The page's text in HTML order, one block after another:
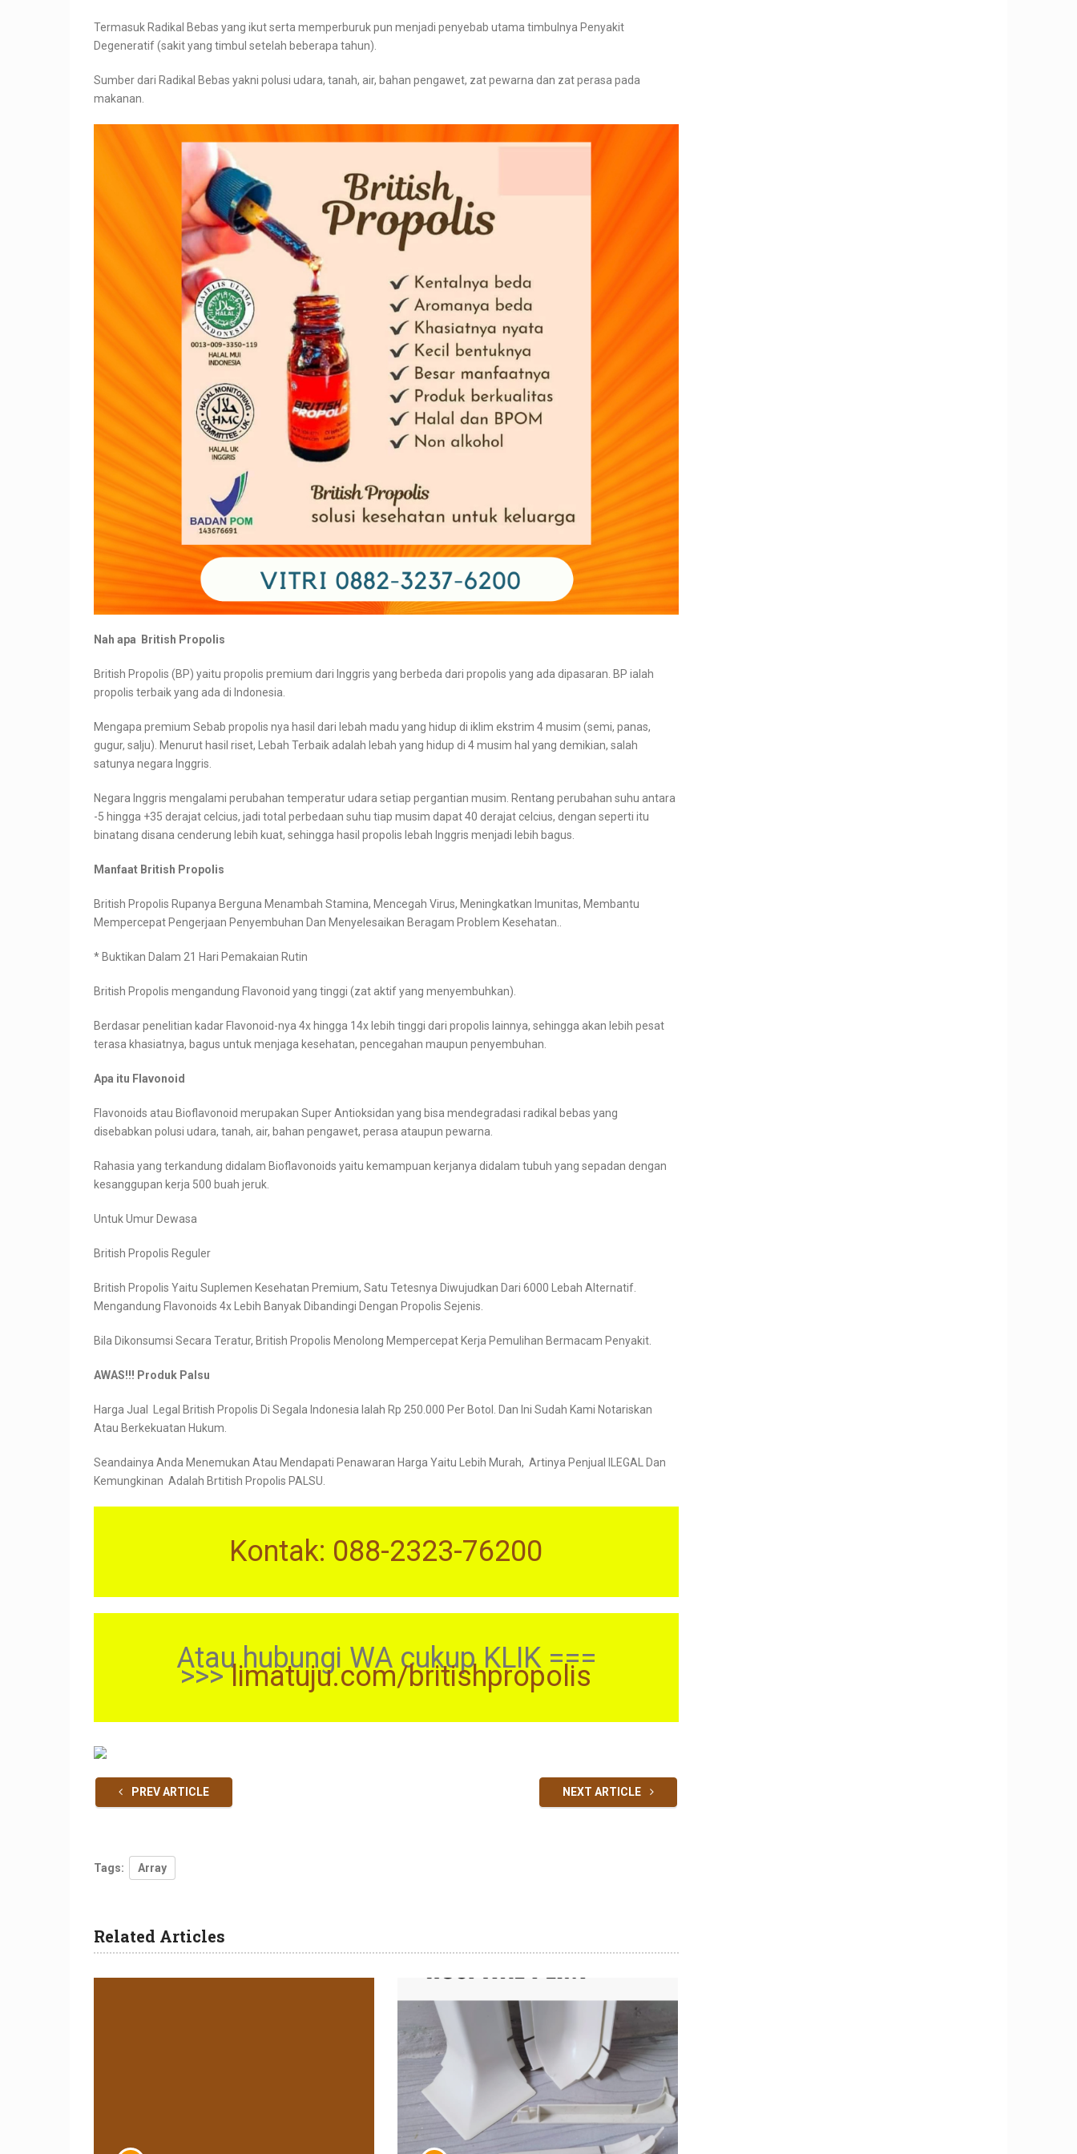
Termasuk Radikal Bebas yang ikut serta memperburuk pun menjadi penyebab utama timbulnya Penyakit
Degeneratif (sakit yang timbul setelah beberapa tahun).
Sumber dari Radikal Bebas yakni polusi udara, tanah, air, bahan pengawet, zat pewarna dan zat perasa pada
makanan.
Nah apa British Propolis
British Propolis (BP) yaitu propolis premium dari Inggris yang berbeda dari propolis yang ada dipasaran. BP ialah
propolis terbaik yang ada di Indonesia.
Mengapa premium Sebab propolis nya hasil dari lebah madu yang hidup di iklim ekstrim 4 musim (semi, panas,
gugur, salju). Menurut hasil riset, Lebah Terbaik adalah lebah yang hidup di 4 musim hal yang demikian, salah
satunya negara Inggris.
Negara Inggris mengalami perubahan temperatur udara setiap pergantian musim. Rentang perubahan suhu antara
-5 hingga +35 derajat celcius, jadi total perbedaan suhu tiap musim dapat 40 derajat celcius, dengan seperti itu
binatang disana cenderung lebih kuat, sehingga hasil propolis lebah Inggris menjadi lebih bagus.
Manfaat British Propolis
British Propolis Rupanya Berguna Menambah Stamina, Mencegah Virus, Meningkatkan Imunitas, Membantu
Mempercepat Pengerjaan Penyembuhan Dan Menyelesaikan Beragam Problem Kesehatan..
* Buktikan Dalam 21 Hari Pemakaian Rutin
British Propolis mengandung Flavonoid yang tinggi (zat aktif yang menyembuhkan).
Berdasar penelitian kadar Flavonoid-nya 4x hingga 14x lebih tinggi dari propolis lainnya, sehingga akan lebih pesat
terasa khasiatnya, bagus untuk menjaga kesehatan, pencegahan maupun penyembuhan.
Apa itu Flavonoid
Flavonoids atau Bioflavonoid merupakan Super Antioksidan yang bisa mendegradasi radikal bebas yang
disebabkan polusi udara, tanah, air, bahan pengawet, perasa ataupun pewarna.
Rahasia yang terkandung didalam Bioflavonoids yaitu kemampuan kerjanya didalam tubuh yang sepadan dengan
kesanggupan kerja 500 buah jeruk.
Untuk Umur Dewasa
British Propolis Reguler
British Propolis Yaitu Suplemen Kesehatan Premium, Satu Tetesnya Diwujudkan Dari 6000 Lebah Alternatif.
Mengandung Flavonoids 4x Lebih Banyak Dibandingi Dengan Propolis Sejenis.
Bila Dikonsumsi Secara Teratur, British Propolis Menolong Mempercepat Kerja Pemulihan Bermacam Penyakit.
AWAS!!! Produk Palsu
Harga Jual Legal British Propolis Di Segala Indonesia Ialah Rp 250.000 Per Botol. Dan Ini Sudah Kami Notariskan
Atau Berkekuatan Hukum.
Seandainya Anda Menemukan Atau Mendapati Penawaran Harga Yaitu Lebih Murah, Artinya Penjual ILEGAL Dan
Kemungkinan Adalah Brtitish Propolis PALSU.
Kontak: 088-2323-76200
Atau hubungi WA cukup KLIK ===
>>>limatuju.com/britishpropolis
PREV ARTICLE NEXT ARTICLE
Tags: Array
Related Articles